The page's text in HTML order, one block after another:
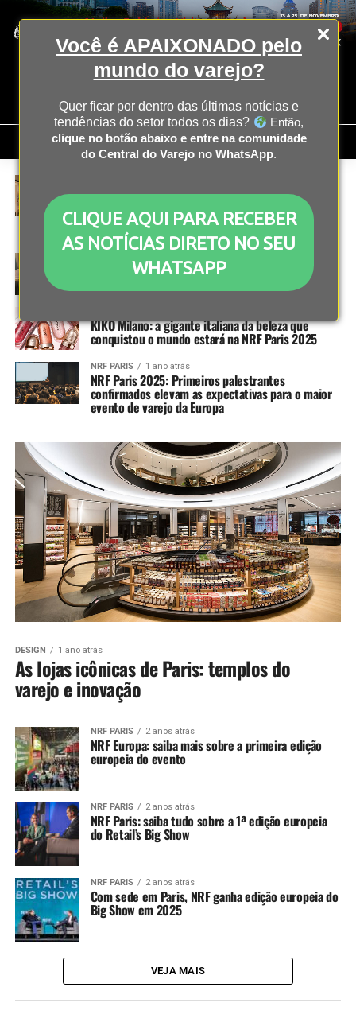
Você é APAIXONADO pelo
mundo do varejo?
Quer ficar por dentro das últimas notícias e
tendências do setor todos os dias?
Então,
clique no botão abaixo e entre na comunidade
do Central do Varejo no WhatsApp.
CLIQUE AQUI PARA RECEBER
AS NOTÍCIAS DIRETO NO SEU
WHATSAPP
Scarpe & Scarpe leva à NRF Paris 2025 a
experiência de décadas no varejo de calçados e o
olhar estratégico sobre o futuro da cadeia de
suprimentos
Usando o digital para impulsionar a expansão
KIKO Milano: a gigante italiana da beleza que
conquistou o mundo estará na NRF Paris 2025
NRF PARIS 1 ano atrás
NRF Paris 2025: Primeiros palestrantes
confirmados elevam as expectativas para o maior
evento de varejo da Europa
DESIGN 1 ano atrás
As lojas icônicas de Paris: templos do
varejo e inovação
NRF PARIS 2 anos atrás
NRF Europa: saiba mais sobre a primeira edição
europeia do evento
NRF PARIS 2 anos atrás
NRF Paris: saiba tudo sobre a 1ª edição europeia
do Retail’s Big Show
NRF PARIS 2 anos atrás
Com sede em Paris, NRF ganha edição europeia do
Big Show em 2025
VEJA MAIS